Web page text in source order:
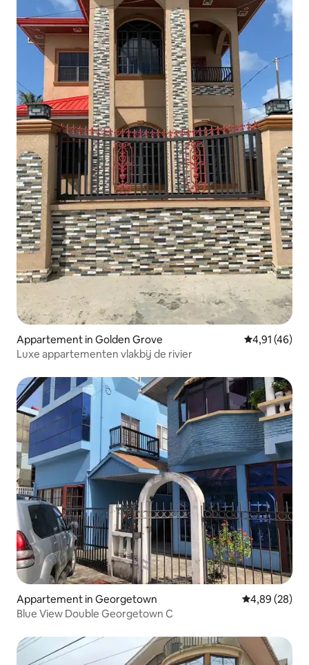
Appartement in Golden Grove Gemiddelde
4,91 (46)
Luxe appartementen vlakbij de rivier
Appartement in Georgetown Gemiddelde
4,89 (28)
Blue View Double Georgetown C